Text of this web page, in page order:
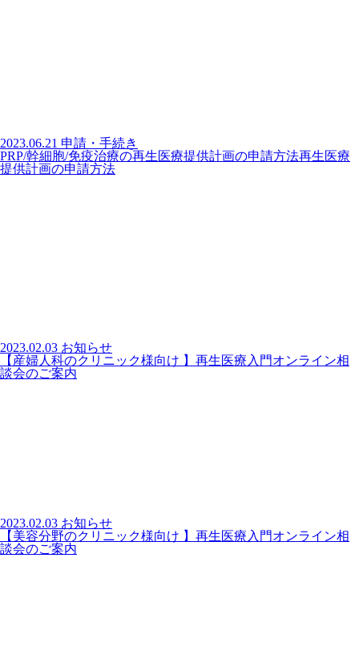
2023.06.21 申請・手続き
PRP/幹細胞/免疫治療の再生医療提供計画の申請方法再生医療
提供計画の申請方法
2023.02.03 お知らせ
【産婦人科のクリニック様向け 】再生医療入門オンライン相
談会のご案内
2023.02.03 お知らせ
【美容分野のクリニック様向け 】再生医療入門オンライン相
談会のご案内